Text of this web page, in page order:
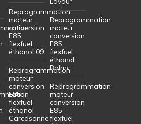
Reprogrammation
moteur
conversion
E85
flexfuel
éthanol 09
Reprogrammation
moteur
conversion
E85
flexfuel
éthanol
Carcasonne
Reprogrammation
moteur
conversion
E85
flexfuel
éthanol
Balma
Reprogrammation
moteur
conversion
E85
flexfuel